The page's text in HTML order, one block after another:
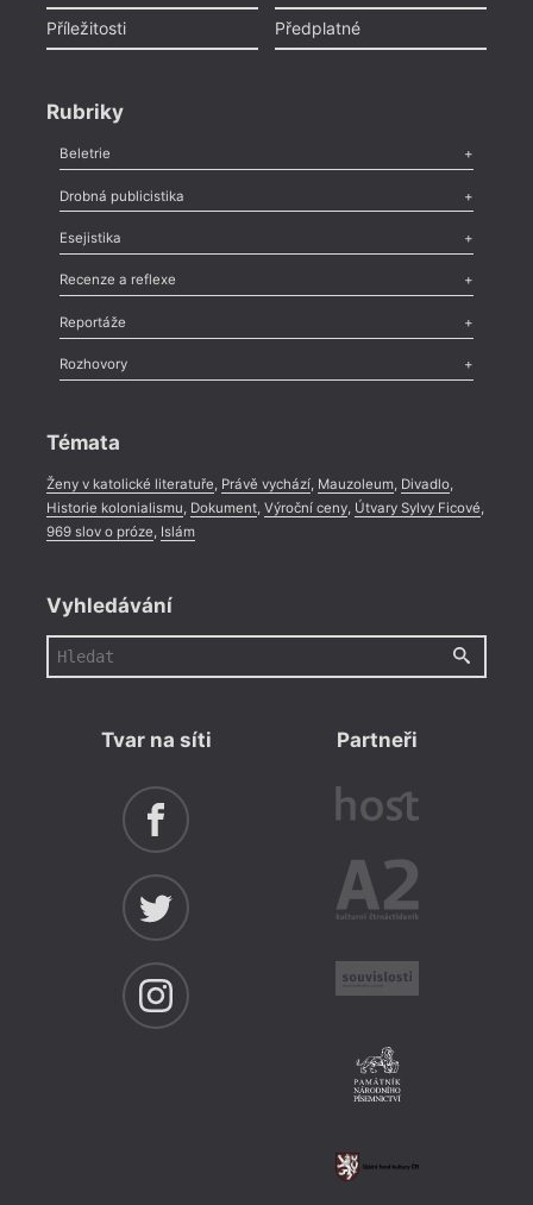
Příležitosti
Předplatné
Rubriky
Beletrie
Poezie,Próza,Dokumenty
Drobná publicistika
Odlesk
Nekrolog,Glosa,Sloupek,Pozvánka,Literární soutěž,
Esejistika
Esej ,Pádlo,Úvaha
Recenze a reflexe
Recenze
Méně slov o próze,Celá rubrika
Reportáže
Literární zítřky
Celá rubrika
Rozhovory
Témata
Ženy v katolické literatuře, Právě vychází, Mauzoleum, Divadlo,
Historie kolonialismu, Dokument, Výroční ceny, Útvary Sylvy Ficové,
969 slov o próze, Islám
Vyhledávání
Tvar na síti Partneři